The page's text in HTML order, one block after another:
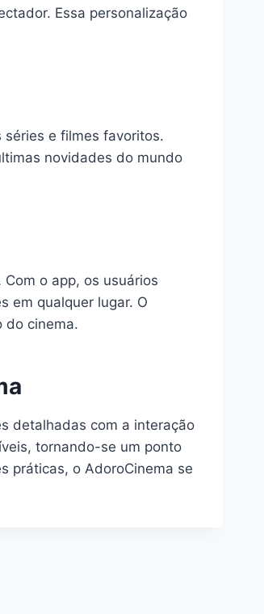
Essa personalização
e filmes favoritos.
novidades do mundo
o app, os usuários
em qualquer lugar. O
do cinema.
detalhadas com a interação
tornando-se um ponto
práticas, o AdoroCinema se